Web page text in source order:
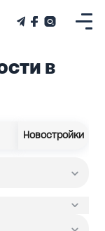
в
Новостройки